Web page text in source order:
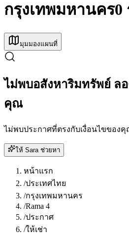
กรุงเทพมหานคร0
มุมมองแผนที่
ไม่พบอสังหาริมทรัพย์ ล
คุณ
ไม่พบประกาศที่ตรงกับเงื่อนไขของ
ให้ Sara ช่วยหา
หน้าแรก
/ประเทศไทย
/กรุงเทพมหานคร
/Rama 4
/ประกาศ
/ให้เช่า